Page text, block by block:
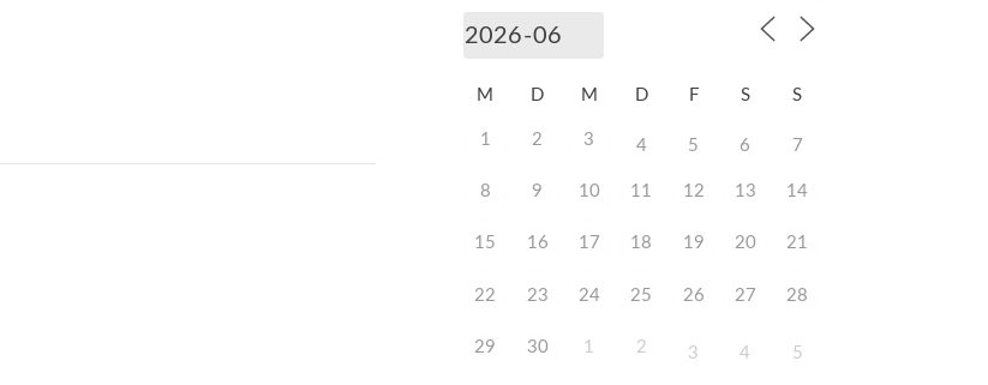
M D M D F S S
1 2 3 4 5 6 7
8 9 10 11 12 13 14
15 16 17 18 19 20 21
22 23 24 25 26 27 28
29 30 1 2 3 4 5